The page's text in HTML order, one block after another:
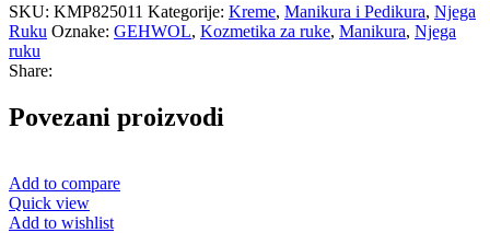
SKU: KMP825011 Kategorije: Kreme, Manikura i Pedikura, Njega
Ruku Oznake: GEHWOL, Kozmetika za ruke, Manikura, Njega
ruku
Share:
Povezani proizvodi
Add to compare
Quick view
Add to wishlist